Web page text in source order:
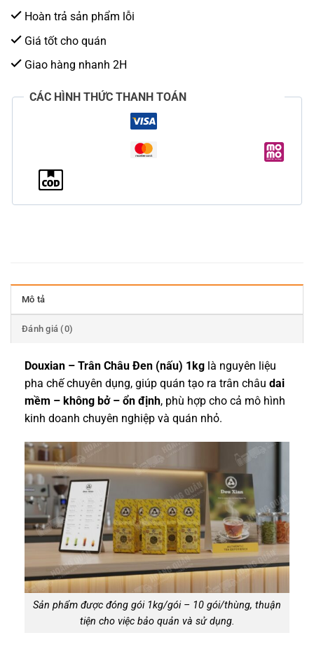
Hoàn trả sản phẩm lỗi
Giá tốt cho quán
Giao hàng nhanh 2H
CÁC HÌNH THỨC THANH TOÁN
Mô tả
Đánh giá (0)
Douxian – Trân Châu Đen (nấu) 1kg là nguyên liệu
pha chế chuyên dụng, giúp quán tạo ra trân châu dai
mềm – không bở – ổn định, phù hợp cho cả mô hình
kinh doanh chuyên nghiệp và quán nhỏ.
Sản phẩm được đóng gói 1kg/gói – 10 gói/thùng, thuận
tiện cho việc bảo quản và sử dụng.